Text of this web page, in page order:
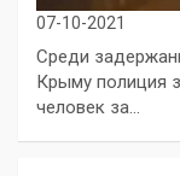
07-10-2021
Среди
Крыму полиция
человек за…